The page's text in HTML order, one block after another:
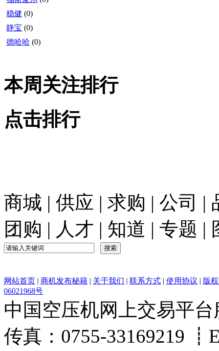
稳健 (0)
静宝 (0)
德哈哈 (0)
本周关注排行
点击排行
商城 | 供应 | 求购 | 公司 |
团购 | 人才 | 知道 | 专题 |
网站首页 | 商机发布秘籍 | 关于我们 | 联系方式 | 使用协议 | 版
06021968号
中国空压机网上交易平
传真：0755-33169219